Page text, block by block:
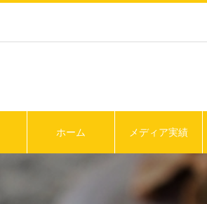
ホーム メディア実績